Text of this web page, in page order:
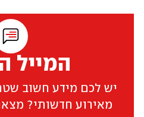
המייל
יש לכם מידע חשוב
מאירוע חדשותי?